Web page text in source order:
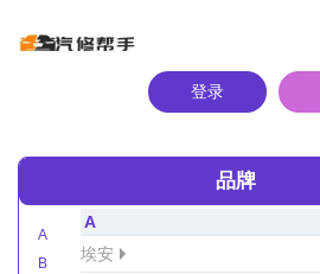
登录
品牌
A
B
A
埃安